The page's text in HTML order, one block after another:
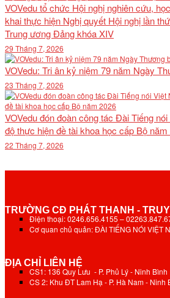
VOVedu tổ chức Hội nghị nghiên cứu,
khai thực hiện Nghị quyết Hội nghị lần
Trung ương Đảng khóa XIV
29 Tháng 7, 2026
VOVedu: Tri ân kỷ niệm 79 năm Ngày
23 Tháng 7, 2026
VOVedu đón đoàn công tác Đài Tiếng
độ thực hiện đề tài khoa học cấp Bộ năm
22 Tháng 7, 2026
TRƯỜNG CĐ PHÁT THANH -
Điện thoại: 0246.656.4155 –
Cơ quan chủ quản: ĐÀI TIẾNG NÓI VIỆT
ĐỊA CHỈ LIÊN HỆ
CS1: 136 Quy Lưu - P. Phủ Lý - Ninh Bình
CS 2: Khu ĐT Lam Hạ - P. Hà Nam - Ninh